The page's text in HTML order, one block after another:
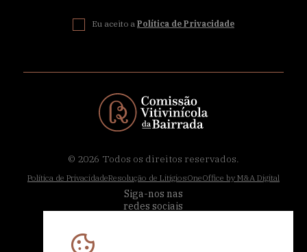
Eu aceito a Política de Privacidade
© 2026 Todos os direitos reservados.
Política de PrivacidadeResolução de LitígiosOneOffice by M&A Digital
Siga-nos nas
redes sociais